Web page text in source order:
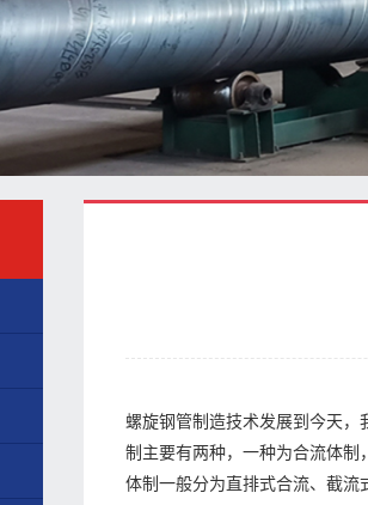
螺旋钢管制造技术发展到今天
制主要有两种，一种为合流体
体制一般分为直排式合流、截